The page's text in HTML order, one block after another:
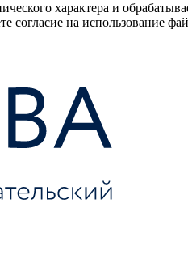
характера и
на использование